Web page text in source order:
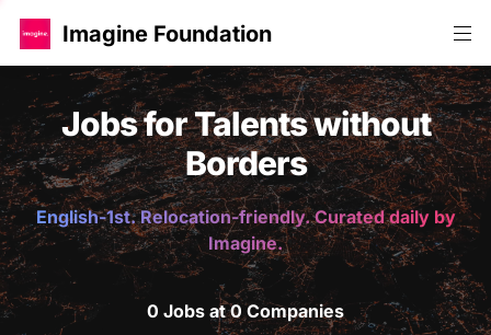
Imagine Foundation
Jobs for Talents without
Borders
English-1st. Relocation-friendly. Curated daily by
Imagine.
0 Jobs at 0 Companies